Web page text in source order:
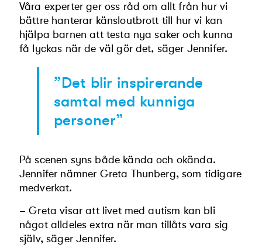
Våra experter ger oss råd om allt från hur vi
bättre hanterar känsloutbrott till hur vi kan
hjälpa barnen att testa nya saker och kunna
få lyckas när de väl gör det, säger Jennifer.
”Det blir inspirerande
samtal med kun­niga
personer”
På scenen syns både kända och okända.
Jennifer nämner Greta Thunberg, som tidigare
medverkat.
– Greta visar att livet med autism kan bli
något alldeles extra när man tillåts vara sig
själv, säger Jennifer.